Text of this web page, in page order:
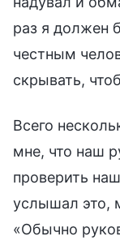
раз я должен
честным
скрывать,
Всего
мне, что наш
проверить
услышал это,
«Обычно